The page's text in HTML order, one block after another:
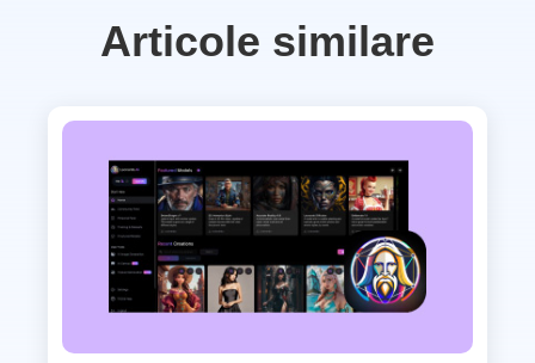
Articole similare